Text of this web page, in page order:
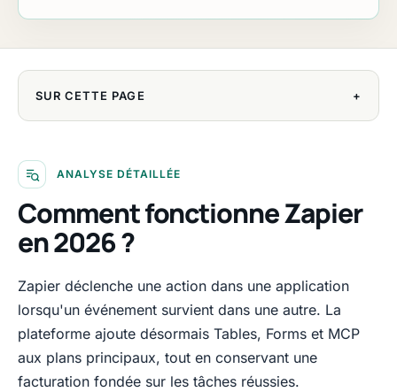
SUR CETTE PAGE +
ANALYSE DÉTAILLÉE
Comment fonctionne Zapier
en 2026 ?
Zapier déclenche une action dans une application
lorsqu'un événement survient dans une autre. La
plateforme ajoute désormais Tables, Forms et MCP
aux plans principaux, tout en conservant une
facturation fondée sur les tâches réussies.